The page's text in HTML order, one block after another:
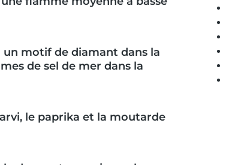
un motif de diamant dans la
de sel de mer dans la
le paprika et la moutarde